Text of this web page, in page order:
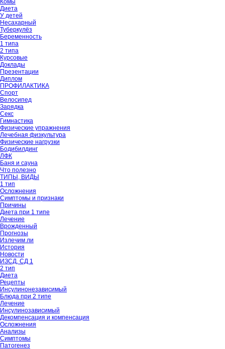
Комы
Диета
У детей
Несахарный
Туберкулёз
Беременность
1 типа
2 типа
Курсовые
Доклады
Презентации
Диплом
ПРОФИЛАКТИКА
Спорт
Велосипед
Зарядка
Секс
Гимнастика
Физические упражнения
Лечебная физкультура
Физические нагрузки
Бодибилдинг
ЛФК
Баня и сауна
Что полезно
ТИПЫ, ВИДЫ
1 тип
Осложнения
Симптомы и признаки
Причины
Диета при 1 типе
Лечение
Врожденный
Прогнозы
Излечим ли
История
Новости
ИЗСД, СД 1
2 тип
Диета
Рецепты
Инсулинонезависимый
Блюда при 2 типе
Лечение
Инсулинозависимый
Декомпенсация и компенсация
Осложнения
Анализы
Симптомы
Патогенез